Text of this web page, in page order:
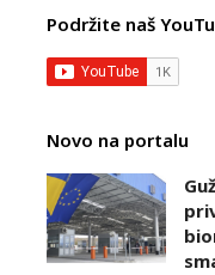
Podržite naš
Novo na portalu